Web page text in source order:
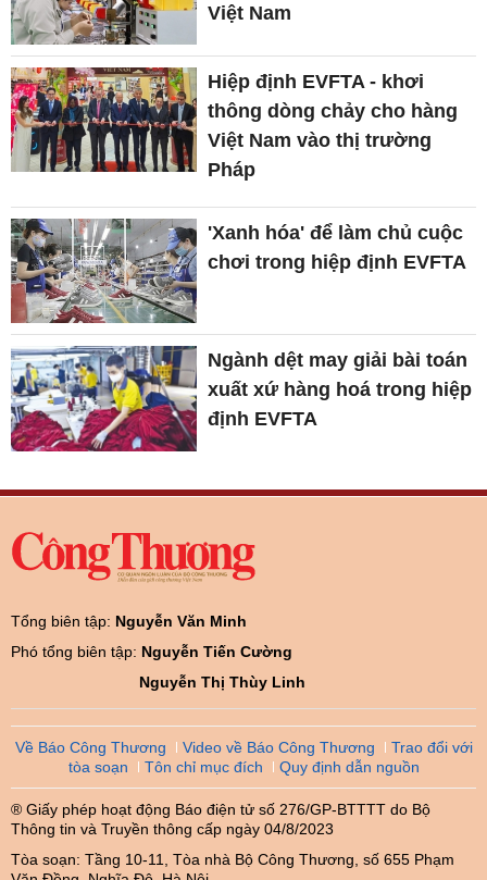
Việt Nam
Hiệp định EVFTA - khơi
thông dòng chảy cho hàng
Việt Nam vào thị trường
Pháp
'Xanh hóa' để làm chủ cuộc
chơi trong hiệp định EVFTA
Ngành dệt may giải bài toán
xuất xứ hàng hoá trong hiệp
định EVFTA
Tổng biên tập: Nguyễn Văn Minh
Phó tổng biên tập: Nguyễn Tiến Cường
Nguyễn Thị Thùy Linh
Về Báo Công Thương Video về Báo Công Thương
Trao đổi với
tòa soạn
Tôn chỉ mục đích Quy định dẫn nguồn
® Giấy phép hoạt động Báo điện tử số 276/GP-BTTTT do Bộ
Thông tin và Truyền thông cấp ngày 04/8/2023
Tòa soạn: Tầng 10-11, Tòa nhà Bộ Công Thương, số 655 Phạm